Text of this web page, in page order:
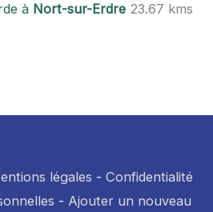
à Nort-sur-Erdre 23.67 kms
légales - Confidentialité
- Ajouter un nouveau